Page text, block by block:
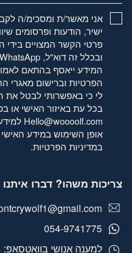
אני מאשר/ת ומסכימ/ה
ישיר, הודעות ופרסומים
פרטי הקשר המצויים בידי
המידע ייאסף בהתאם
הפרטיותוברישום מאגרי
לי כי באפשרותי לבטל
בכל עת באיזור האישי או
Hello@woooolf.com
אופן השימוש במידע
במדיניות הפרטיות.
צריכות משהו? דברו
054-9741775
למענה אנושי בוואטסאפ: